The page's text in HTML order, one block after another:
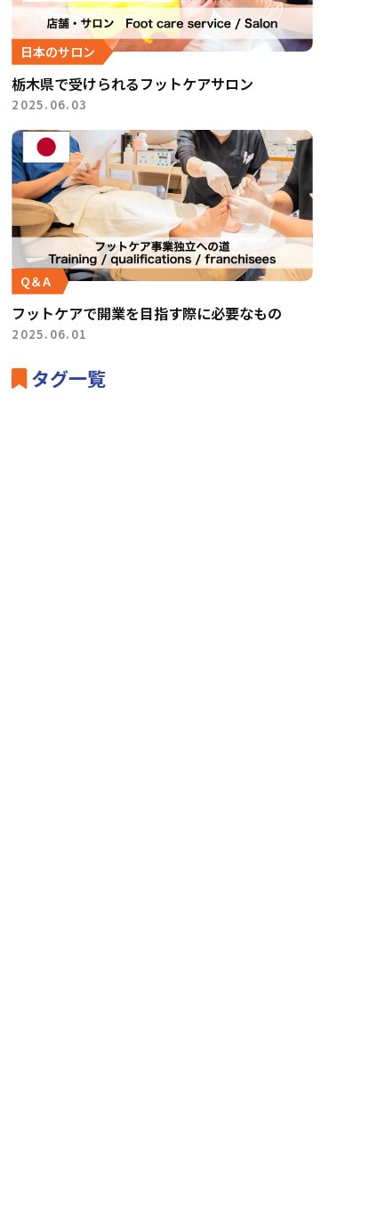
日本のサロン
栃木県で受けられるフットケアサロン
2025.06.03
Q＆A
フットケアで開業を目指す際に必要なもの
2025.06.01
タグ一覧